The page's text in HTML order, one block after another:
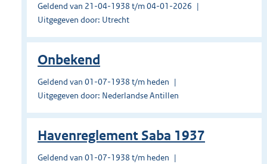
Geldend van 21-04-1938 t/m 04-01-2026
Uitgegeven door: Utrecht
Onbekend
Geldend van 01-07-1938 t/m heden
Uitgegeven door: Nederlandse Antillen
Havenreglement Saba 1937
Geldend van 01-07-1938 t/m heden